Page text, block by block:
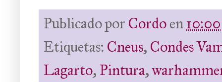
Publicado por Cordoen10:00
Etiquetas: Cneus, Condes
Lagarto,Pintura,